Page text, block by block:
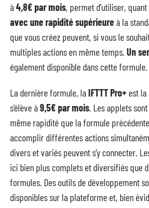
à4,8€ par mois, permet d’utiliser,
avec une rapidité supérieureà la
que vous créez peuvent, si vous le
multiples actions en même temps. Un
également disponible dans cette formule.
La dernière formule, laIFTTT Pro+ est
s’élève à9,5€ par mois. Les applets
même rapidité que la formule
accomplir différentes actions
divers et variés peuvent s’y connecter.
ici bien plus complets et diversifiés que
formules. Des outils de développement
disponibles sur la plateforme et, bien